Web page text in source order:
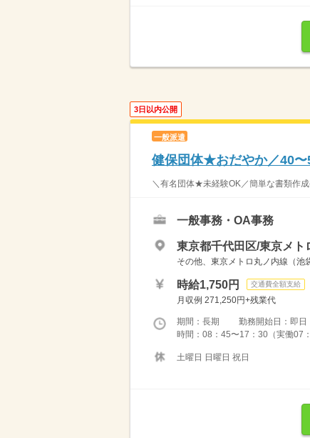
3日以内公開
一般派遣
健保団体★おだやか／40〜
＼有名団体★未経験OK／簡単な書類作
一般事務・OA事務
東京都千代田区/東京メト
その他、東京メトロ丸ノ内線（池
時給1,750円 交通費全額支給
月収例 271,250円+残業代
期間：長期 勤務開始日：即日
時間：08：45〜17：30（実働07
土曜日 日曜日 祝日